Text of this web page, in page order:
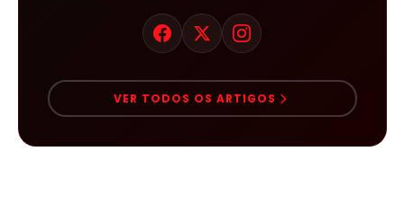
VER TODOS OS ARTIGOS